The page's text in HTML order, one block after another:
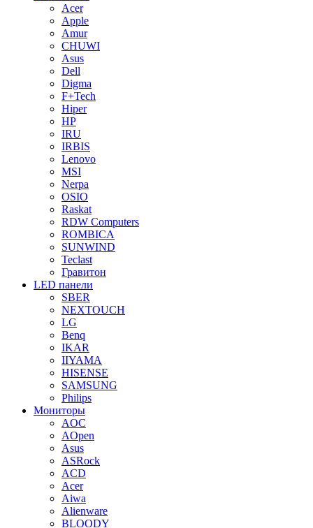
Acer
Apple
Amur
CHUWI
Asus
Dell
Digma
F+Tech
Hiper
HP
IRU
IRBIS
Lenovo
MSI
Nerpa
OSIO
Raskat
RDW Computers
ROMBICA
SUNWIND
Teclast
Гравитон
LED панели
SBER
NEXTOUCH
LG
Benq
IKAR
IIYAMA
HISENSE
SAMSUNG
Philips
Мониторы
AOC
AOpen
Asus
ASRock
ACD
Acer
Aiwa
Alienware
BLOODY